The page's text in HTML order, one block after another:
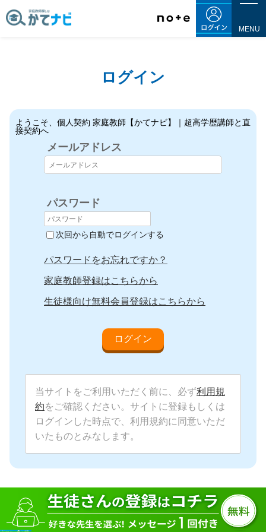
ログイン
ようこそ、個人契約 家庭教師【かてナビ】｜超高学歴講師と直
接契約へ
メールアドレス
パスワード
次回から自動でログインする
パスワードをお忘れですか？
家庭教師登録はこちらから
生徒様向け無料会員登録はこちらから
当サイトをご利用いただく前に、必ず利用規
約をご確認ください。サイトに登録もしくは
ログインした時点で、利用規約に同意いただ
いたものとみなします。